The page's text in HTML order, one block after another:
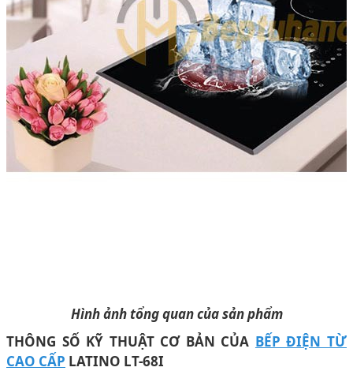
Hình ảnh tổng quan của sản phẩm
THÔNG SỐ KỸ THUẬT CƠ BẢN CỦA BẾP ĐIỆN TỪ
CAO CẤP LATINO LT-68I